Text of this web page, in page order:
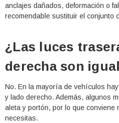
anclajes dañados, deformación o
recomendable sustituir el conjunto
¿Las luces
derecha son
No. En la mayoría de vehículos
y lado derecho. Además, algunos
aleta y portón, por lo que conviene
necesitas.